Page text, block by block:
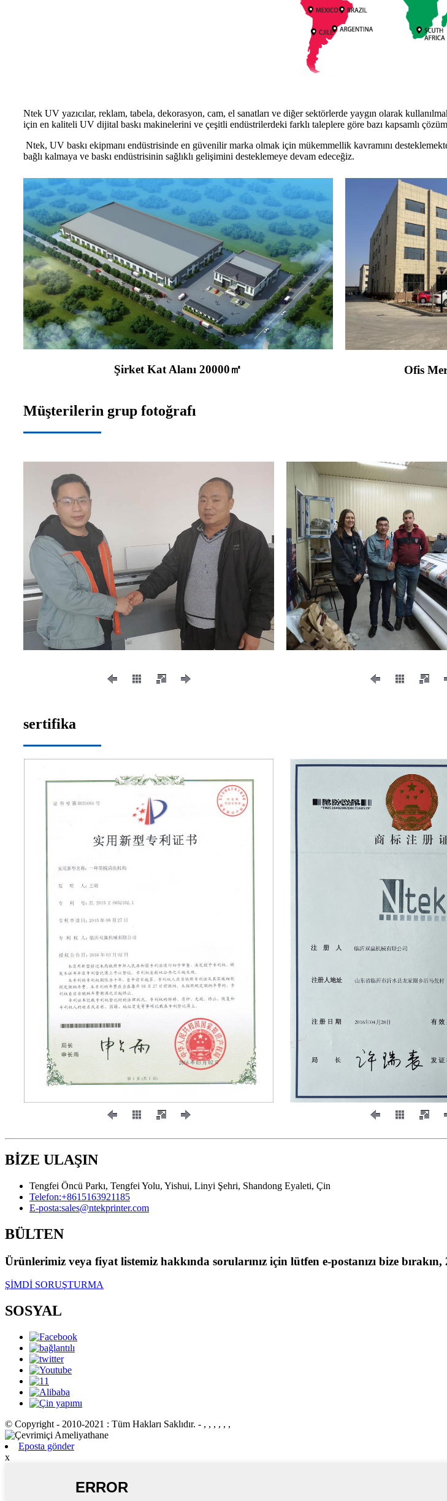
Ntek UV yazıcılar, reklam, tabela, dekorasyon, cam, el sanatları ve diğer sektörlerde yaygın olarak
için en kaliteli UV dijital baskı makinelerini ve çeşitli endüstrilerdeki farklı taleplere göre bazı kapsamlı
Ntek, UV baskı ekipmanı endüstrisinde en güvenilir marka olmak için mükemmellik kavramını
bağlı kalmaya ve baskı endüstrisinin sağlıklı gelişimini desteklemeye devam edeceğiz.
Şirket Kat Alanı 20000㎡ Ofis
Müşterilerin grup fotoğrafı
sertifika
BİZE ULAŞIN
Tengfei Öncü Parkı, Tengfei Yolu, Yishui, Linyi Şehri, Shandong Eyaleti, Çin
Telefon:+8615163921185
E-posta:sales@ntekprinter.com
BÜLTEN
Ürünlerimiz veya fiyat listemiz hakkında sorularınız için lütfen e-postanızı bize bırakın,
ŞİMDİ SORUŞTURMA
SOSYAL
© Copyright - 2010-2021 : Tüm Hakları Saklıdır. - , , , , , ,
Eposta gönder
x